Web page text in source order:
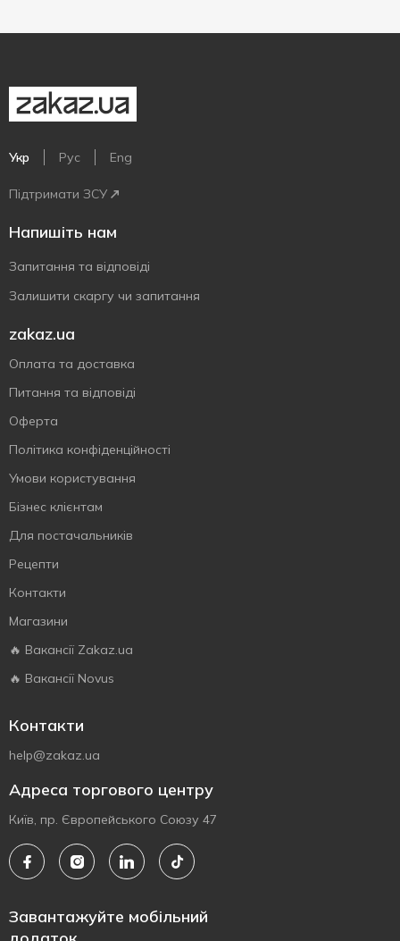
Укр Рус Eng
Підтримати ЗСУ
Напишіть нам
Запитання та відповіді
Залишити скаргу чи запитання
zakaz.ua
Оплата та доставка
Питання та відповіді
Оферта
Політика конфіденційності
Умови користування
Бізнес клієнтам
Для постачальників
Рецепти
Контакти
Магазини
🔥 Вакансії Zakaz.ua
🔥 Вакансії Novus
Контакти
help@zakaz.ua
Адреса торгового центру
Київ, пр. Європейського Союзу 47
Завантажуйте мобільний